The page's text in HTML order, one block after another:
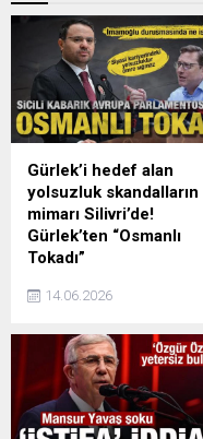
Gürlek’i hedef alan
yolsuzluk skandalların
mimarı Silivri’de!
Gürlek’ten “Osmanlı
Tokadı”
bağış, etik ihlal, lüks
gündeme gelen Sloven
siyasetçi Vladimir Prebilic,
Türkiye tarihinin en büyük
yolsuzluk davalarından biri
14.06.2026